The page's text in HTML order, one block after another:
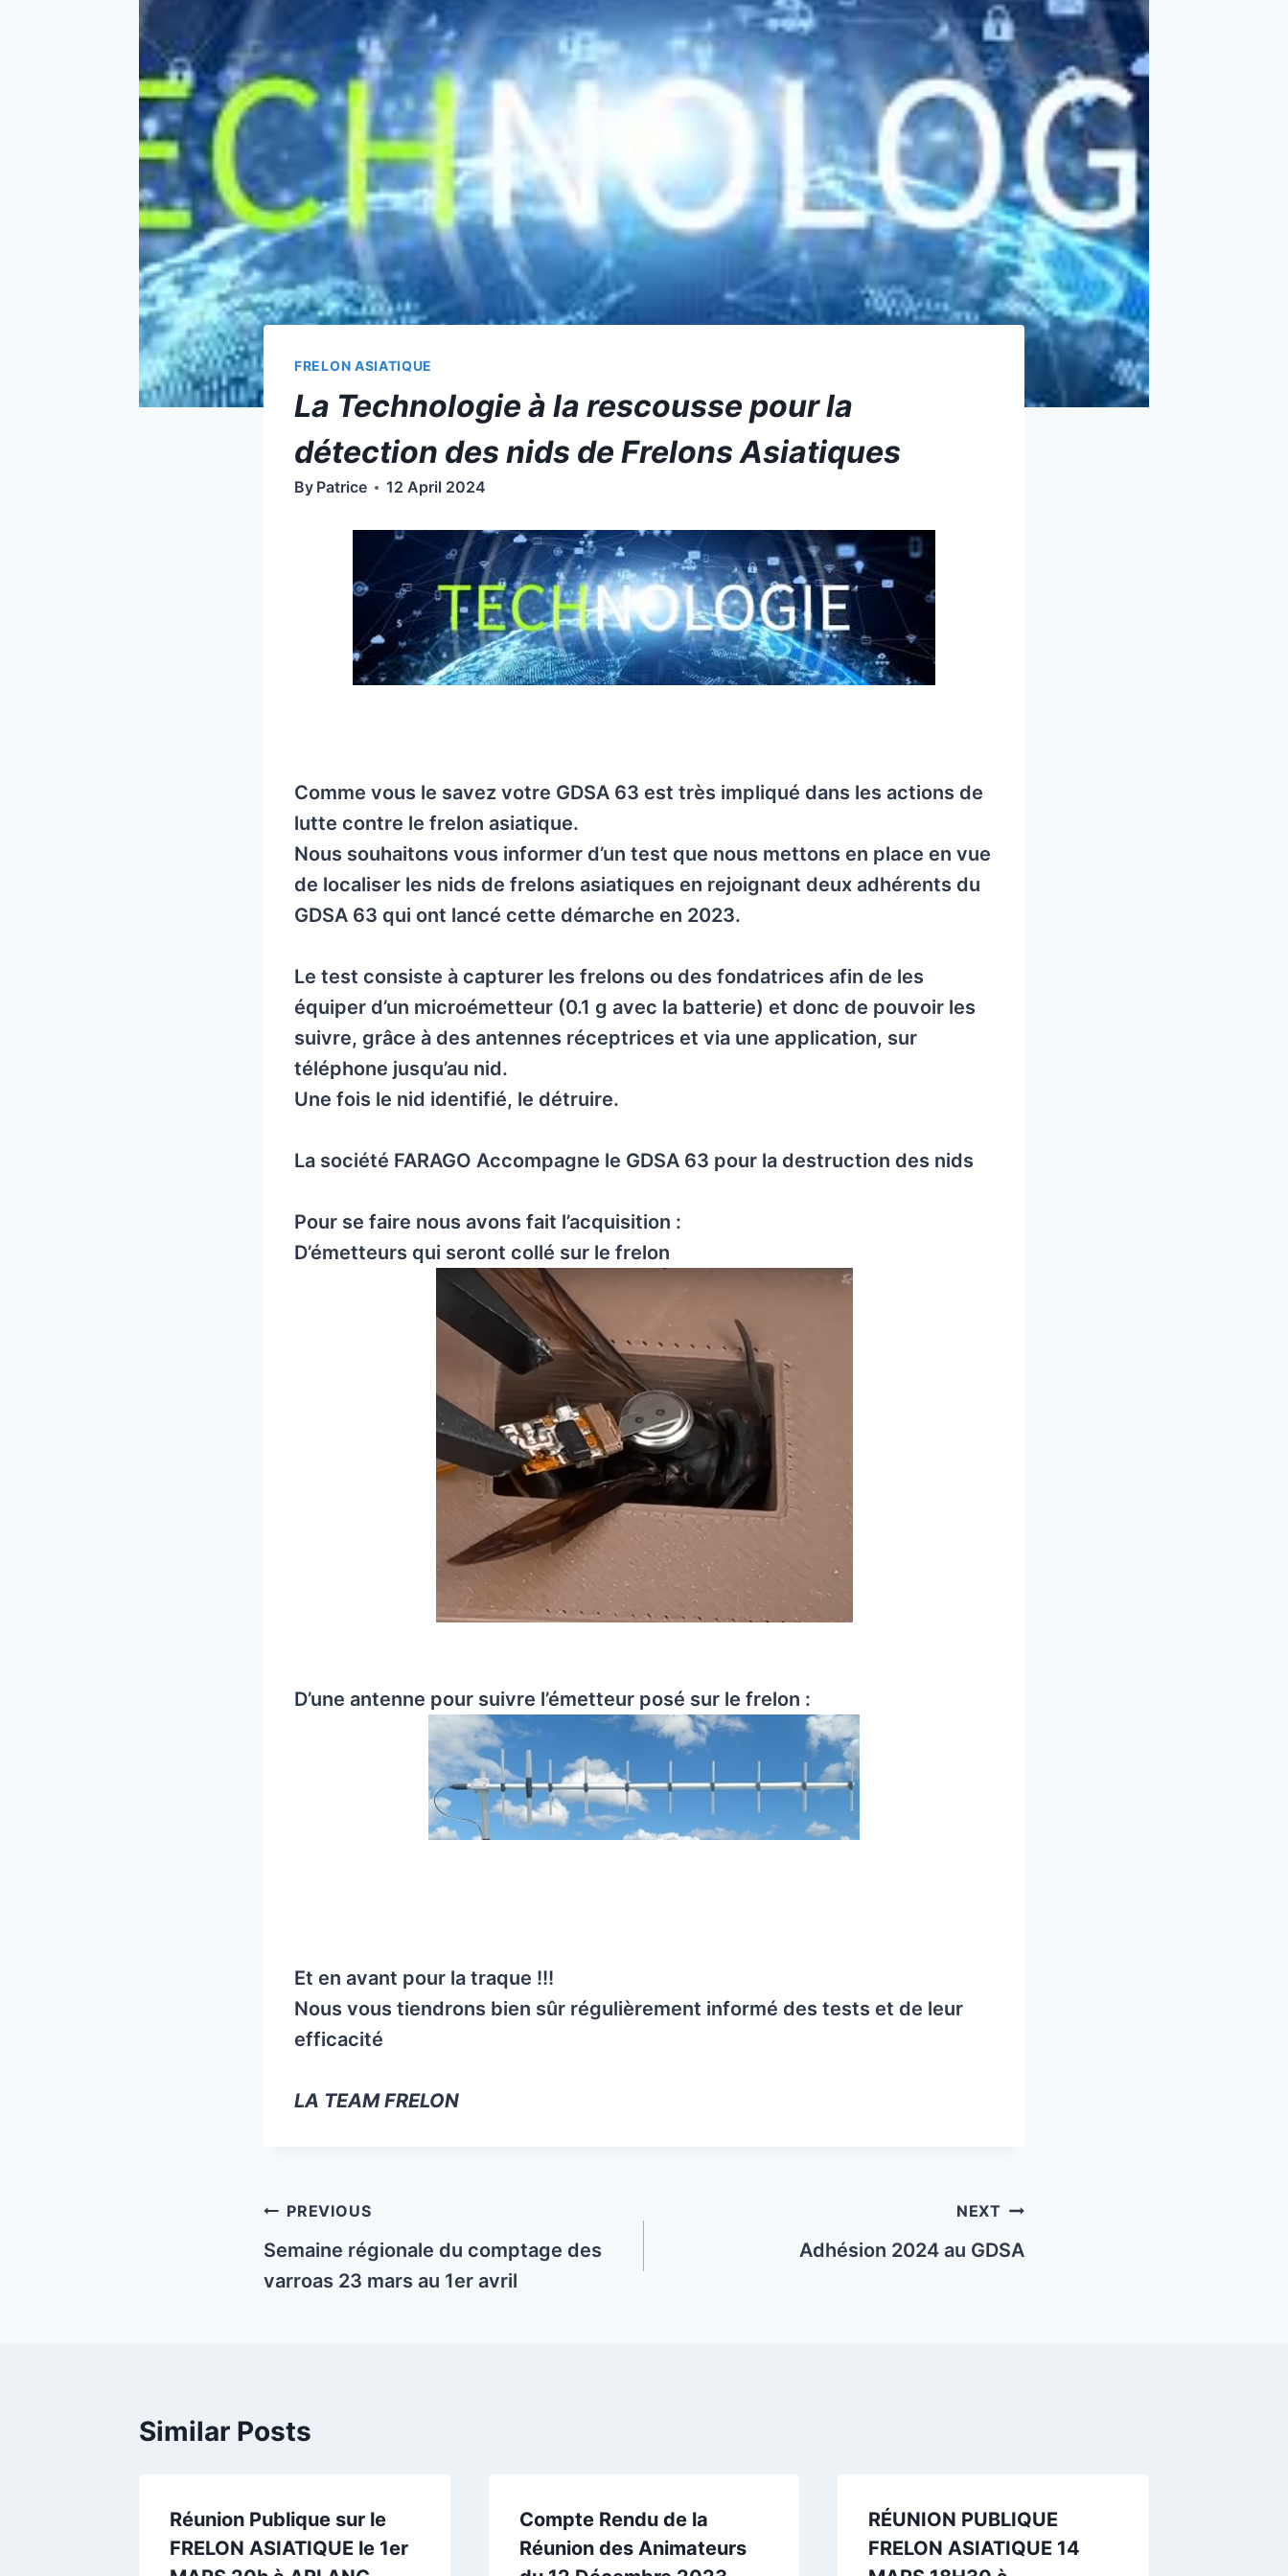
FRELON ASIATIQUE
La Technologie à la rescousse pour la
détection des nids de Frelons Asiatiques
By Patrice 12 April 2024
Comme vous le savez votre GDSA 63 est très impliqué dans les actions de
lutte contre le frelon asiatique.
Nous souhaitons vous informer d’un test que nous mettons en place en vue
de localiser les nids de frelons asiatiques en rejoignant deux adhérents du
GDSA 63 qui ont lancé cette démarche en 2023.
Le test consiste à capturer les frelons ou des fondatrices afin de les
équiper d’un microémetteur (0.1 g avec la batterie) et donc de pouvoir les
suivre, grâce à des antennes réceptrices et via une application, sur
téléphone jusqu’au nid.
Une fois le nid identifié, le détruire.
La société FARAGO Accompagne le GDSA 63 pour la destruction des nids
Pour se faire nous avons fait l’acquisition :
D’émetteurs qui seront collé sur le frelon
D’une antenne pour suivre l’émetteur posé sur le frelon :
Et en avant pour la traque !!!
Nous vous tiendrons bien sûr régulièrement informé des tests et de leur
efficacité
LA TEAM FRELON
Post
navigation
PREVIOUS
Semaine régionale du comptage des
varroas 23 mars au 1er avril
NEXT
Adhésion 2024 au GDSA
Similar Posts
Réunion Publique sur le
FRELON ASIATIQUE le 1er
Compte Rendu de la
Réunion des Animateurs
RÉUNION PUBLIQUE
FRELON ASIATIQUE 14